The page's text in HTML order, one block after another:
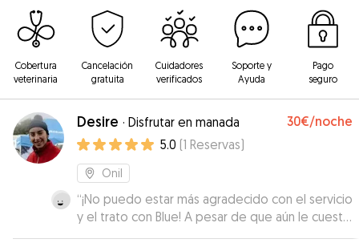
Cobertura
veterinaria
Cancelación
gratuita
Cuidadores
verificados
Soporte y
Ayuda
Pago
seguro
Desire · Disfrutar en manada 30€/noche
5.0 (1 Reservas)
Onil
“¡No puedo estar más agradecido con el servicio
y el trato con Blue! A pesar de que aún le cuesta
separarse de nosotros, el equipo lo manejó de